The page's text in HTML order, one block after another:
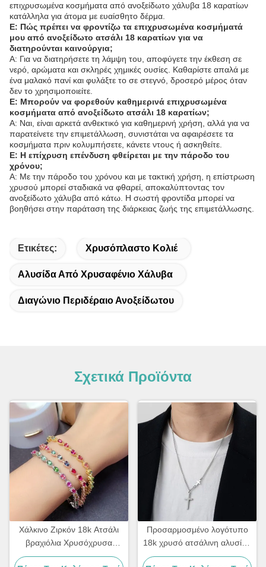
επιχρυσωμένα κοσμήματα από ανοξείδωτο χάλυβα 18 καρατίων
κατάλληλα για άτομα με ευαίσθητο δέρμα.
Ε: Πώς πρέπει να φροντίζω τα επιχρυσωμένα κοσμήματά
μου από ανοξείδωτο ατσάλι 18 καρατίων για να
διατηρούνται καινούργια;
Α: Για να διατηρήσετε τη λάμψη του, αποφύγετε την έκθεση σε
νερό, αρώματα και σκληρές χημικές ουσίες. Καθαρίστε απαλά με
ένα μαλακό πανί και φυλάξτε το σε στεγνό, δροσερό μέρος όταν
δεν το χρησιμοποιείτε.
Ε: Μπορούν να φορεθούν καθημερινά επιχρυσωμένα
κοσμήματα από ανοξείδωτο ατσάλι 18 καρατίων;
Α: Ναι, είναι αρκετά ανθεκτικό για καθημερινή χρήση, αλλά για να
παρατείνετε την επιμετάλλωση, συνιστάται να αφαιρέσετε τα
κοσμήματα πριν κολυμπήσετε, κάνετε ντους ή ασκηθείτε.
Ε: Η επίχρυση επένδυση φθείρεται με την πάροδο του
χρόνου;
Α: Με την πάροδο του χρόνου και με τακτική χρήση, η επίστρωση
χρυσού μπορεί σταδιακά να φθαρεί, αποκαλύπτοντας τον
ανοξείδωτο χάλυβα από κάτω. Η σωστή φροντίδα μπορεί να
βοηθήσει στην παράταση της διάρκειας ζωής της επιμετάλλωσης.
Ετικέτες: Χρυσόπλαστο Κολιέ
Αλυσίδα Από Χρυσαφένιο Χάλυβα
Διαγώνιο Περιδέραιο Ανοξείδωτου
Σχετικά Προϊόντα
Χάλκινο Ζιρκόν 18k Ατσάλι
βραχιόλια Χρυσόχρυσα
Διαμαντένια γυναικεία
Προσαρμοσμένο λογότυπο
18k χρυσό ατσάλινη αλυσίδα
άνδρες κοσμήματα σταυρό